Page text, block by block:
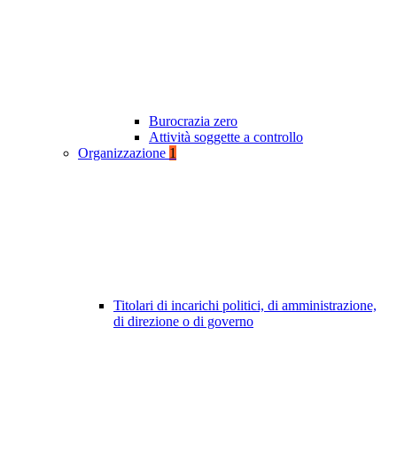
Burocrazia zero
Attività soggette a controllo
Organizzazione 1
Titolari di incarichi politici, di amministrazione,
di direzione o di governo